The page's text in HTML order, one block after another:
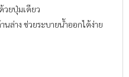
วยปุ่มเดียว
ล่าง ช่วยระบายน้ำออกได้ง่าย